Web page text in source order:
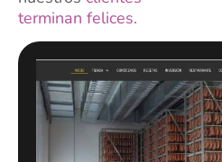
terminan felices.